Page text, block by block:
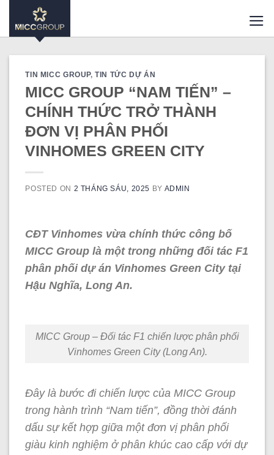
TIN MICC GROUP,TIN TỨC DỰ ÁN
MICC GROUP “NAM TIẾN” –
CHÍNH THỨC TRỞ THÀNH
ĐƠN VỊ PHÂN PHỐI
VINHOMES GREEN CITY
POSTED ON 2 THÁNG SÁU, 2025 BY ADMIN
CĐT Vinhomes vừa chính thức công bố
MICC Group là một trong những đối tác F1
phân phối dự án Vinhomes Green City tại
Hậu Nghĩa, Long An.
MICC Group – Đối tác F1 chiến lược phân phối
Vinhomes Green City (Long An).
Đây là bước đi chiến lược của MICC Group
trong hành trình “Nam tiến”, đồng thời đánh
dấu sự kết hợp giữa một đơn vị phân phối
giàu kinh nghiệm ở phân khúc cao cấp với dự